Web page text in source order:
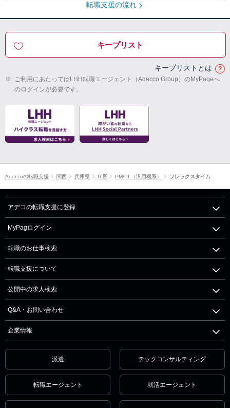
転職支援の流れ
キープリスト
キープリストとは
※ ご利用にあたってはLHH転職エージェント（Adecco Group）のMyPageへ
のログインが必要です。
Adeccoの転職支援 関西 兵庫県 IT系 PM/PL（汎用機系） フレックスタイム
アデコの転職支援に登録
MyPagログイン
転職のお仕事検索
転職支援について
公開中の求人検索
Q&A・お問い合わせ
企業情報
派遣 テックコンサルティング
転職エージェント 就活エージェント